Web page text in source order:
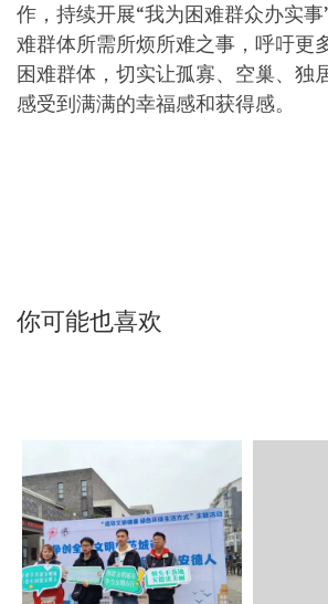
作，持续开展“我为困难群众办实
难群体所需所烦所难之事，呼吁更
困难群体，切实让孤寡、空巢、独
感受到满满的幸福感和获得感。
你可能也喜欢